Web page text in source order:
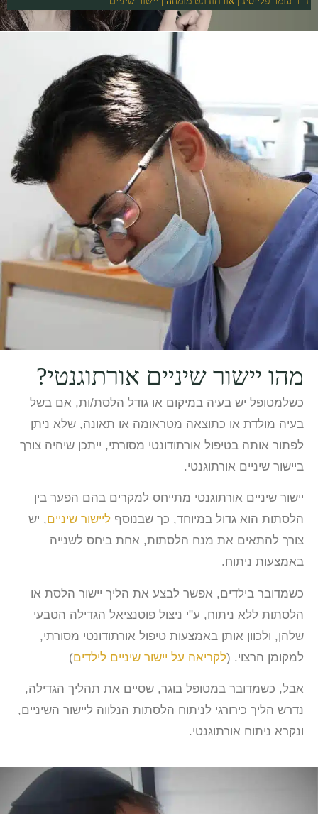
מהו יישור שיניים אורתוגנטי?
כשלמטופל יש בעיה במיקום או גודל הלסת/ות, אם בשל
בעיה מולדת או כתוצאה מטראומה או תאונה, שלא ניתן
לפתור אותה בטיפול אורתודונטי מסורתי, ייתכן שיהיה צורך
ביישור שיניים אורתוגנטי.
יישור שיניים אורתוגנטי מתייחס למקרים בהם הפער בין
הלסתות הוא גדול במיוחד, כך שבנוסף ליישור שיניים, יש
צורך להתאים את מנח הלסתות, אחת ביחס לשנייה
באמצעות ניתוח.
כשמדובר בילדים, אפשר לבצע את הליך יישור הלסת או
הלסתות ללא ניתוח, ע"י ניצול פוטנציאל הגדילה הטבעי
שלהן, ולכוון אותן באמצעות טיפול אורתודונטי מסורתי,
למקומן הרצוי. (לקריאה על יישור שיניים לילדים)
אבל, כשמדובר במטופל בוגר, שסיים את תהליך הגדילה,
נדרש הליך כירורגי לניתוח הלסתות הנלווה ליישור השיניים,
ונקרא ניתוח אורתוגנטי.